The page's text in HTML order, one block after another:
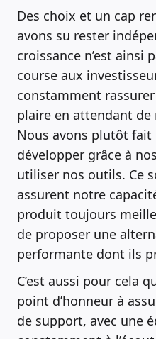
Des choix et un cap
avons su rester
croissance n’est ainsi
course aux
constamment
plaire en attendant de
Nous avons plutôt fait
développer grâce à
utiliser nos outils. Ce
assurent notre
produit toujours
de proposer une
performante dont ils
C’est aussi pour cela
point d’honneur à
de support, avec une